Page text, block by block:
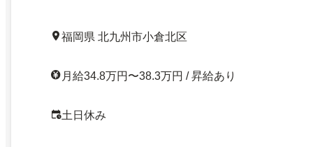
福岡県 北九州市小倉北区
月給34.8万円〜38.3万円 / 昇給あり
土日休み